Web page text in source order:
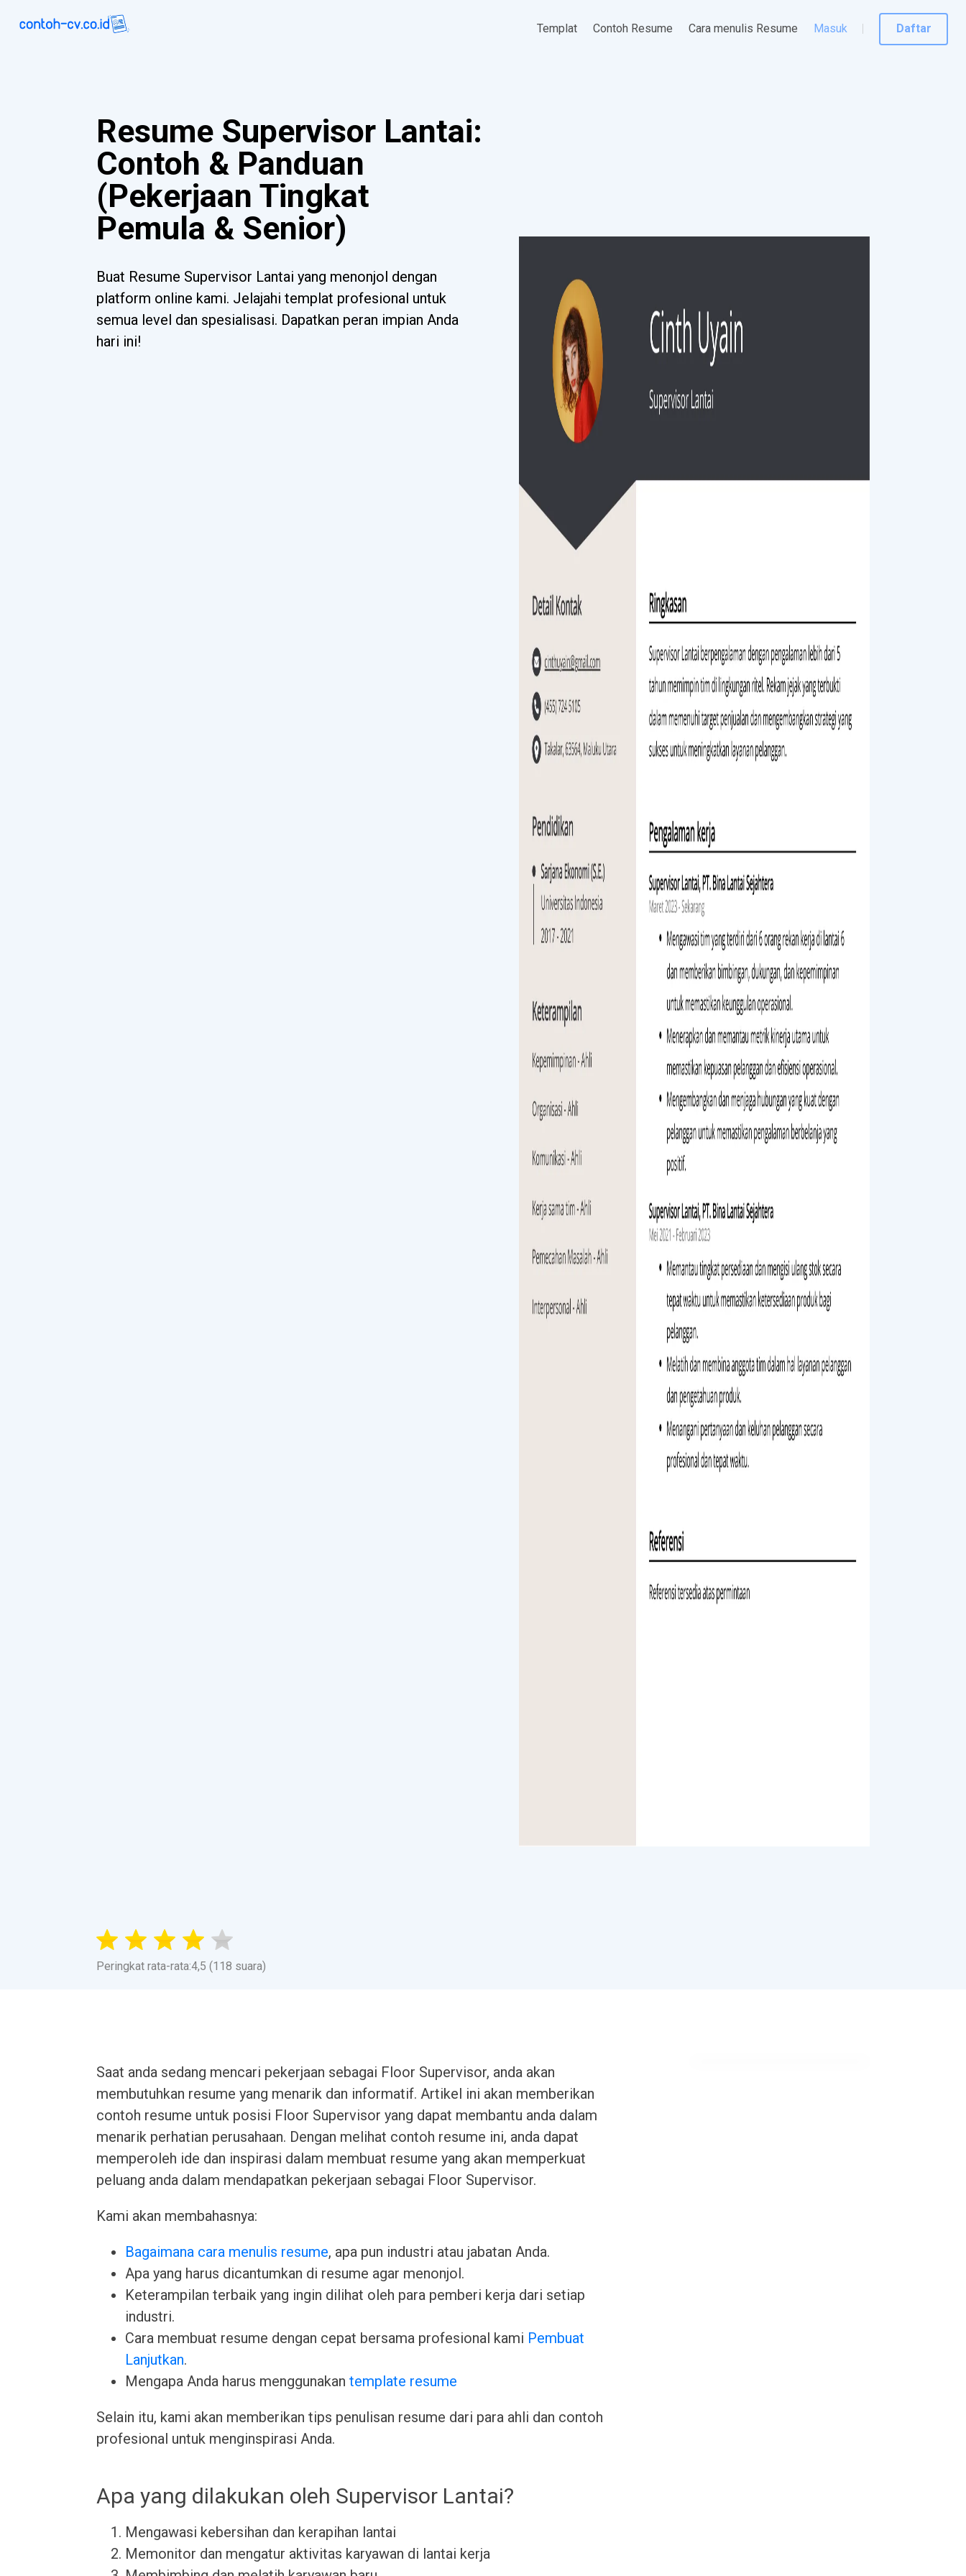
Templat Contoh Resume Cara menulis Resume Masuk Daftar
Resume Supervisor Lantai:
Contoh & Panduan
(Pekerjaan Tingkat
Pemula & Senior)
Buat Resume Supervisor Lantai yang menonjol dengan
platform online kami. Jelajahi templat profesional untuk
semua level dan spesialisasi. Dapatkan peran impian Anda
hari ini!
Peringkat rata-rata:4,5 (118 suara)
Saat anda sedang mencari pekerjaan sebagai Floor Supervisor, anda akan
membutuhkan resume yang menarik dan informatif. Artikel ini akan memberikan
contoh resume untuk posisi Floor Supervisor yang dapat membantu anda dalam
menarik perhatian perusahaan. Dengan melihat contoh resume ini, anda dapat
memperoleh ide dan inspirasi dalam membuat resume yang akan memperkuat
peluang anda dalam mendapatkan pekerjaan sebagai Floor Supervisor.
Kami akan membahasnya:
Bagaimana cara menulis resume, apa pun industri atau jabatan Anda.
Apa yang harus dicantumkan di resume agar menonjol.
Keterampilan terbaik yang ingin dilihat oleh para pemberi kerja dari setiap
industri.
Cara membuat resume dengan cepat bersama profesional kami Pembuat
Lanjutkan.
Mengapa Anda harus menggunakantemplate resume
Selain itu, kami akan memberikan tips penulisan resume dari para ahli dan contoh
profesional untuk menginspirasi Anda.
Apa yang dilakukan oleh Supervisor Lantai?
Mengawasi kebersihan dan kerapihan lantai
Memonitor dan mengatur aktivitas karyawan di lantai kerja